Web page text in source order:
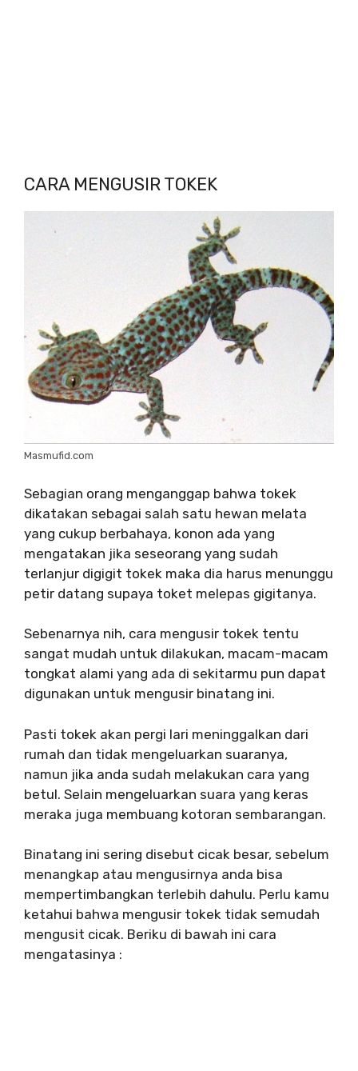
CARA MENGUSIR TOKEK
Masmufid.com
Sebagian orang menganggap bahwa tokek
dikatakan sebagai salah satu hewan melata
yang cukup berbahaya, konon ada yang
mengatakan jika seseorang yang sudah
terlanjur digigit tokek maka dia harus menunggu
petir datang supaya toket melepas gigitanya.
Sebenarnya nih, cara mengusir tokek tentu
sangat mudah untuk dilakukan, macam-macam
tongkat alami yang ada di sekitarmu pun dapat
digunakan untuk mengusir binatang ini.
Pasti tokek akan pergi lari meninggalkan dari
rumah dan tidak mengeluarkan suaranya,
namun jika anda sudah melakukan cara yang
betul. Selain mengeluarkan suara yang keras
meraka juga membuang kotoran sembarangan.
Binatang ini sering disebut cicak besar, sebelum
menangkap atau mengusirnya anda bisa
mempertimbangkan terlebih dahulu. Perlu kamu
ketahui bahwa mengusir tokek tidak semudah
mengusit cicak. Beriku di bawah ini cara
mengatasinya :